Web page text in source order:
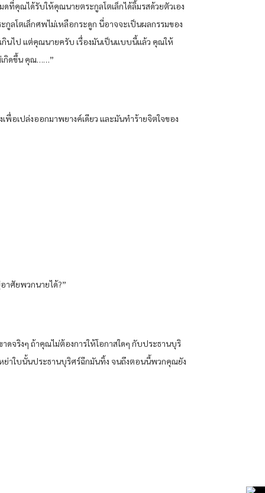
ที่คุณได้รับให้คุณนายตระกูลโตเล็กได้ลิ้มรสด้วยตัวเอง
ลโตเล็กศพไม่เหลือกระดูก นี่อาจจะเป็นผลกรรมของ
นไป แต่คุณนายครับ เรื่องมันเป็นแบบนี้แล้ว คุณให้
เกิดขึ้น คุณ……”
พื่อเปล่งออกมาพยางค์เดียว และมันทำร้ายจิตใจของ
าศัยพวกนายได้?”
จริงๆ ถ้าคุณไม่ต้องการให้โอกาสใดๆ กับประธานบุริ
ย่าใบนั้นประธานบุริศร์ฉีกมันทิ้ง จนถึงตอนนี้พวกคุณยัง